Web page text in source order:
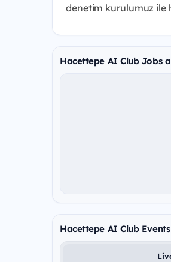
denetim kurulumuz ile
Hacettepe AI Club Jobs
Hacettepe AI Club Events